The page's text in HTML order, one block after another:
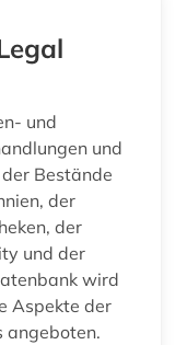
und
und
Bestände
der
der
und der
wird
Aspekte der
angeboten.